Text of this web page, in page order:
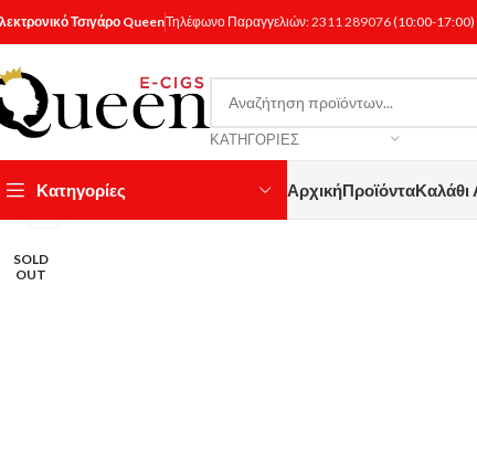
Τσιγάρο QueenΤηλέφωνο Παραγγελιών:2311 289076(10:00-17:00)
ΚΑΤΗΓΟΡΊΕΣ
Κατηγορίες ΑρχικήΠροϊόντα
SOLD
OUT
Κάντε κλικ για μεγέθυνση